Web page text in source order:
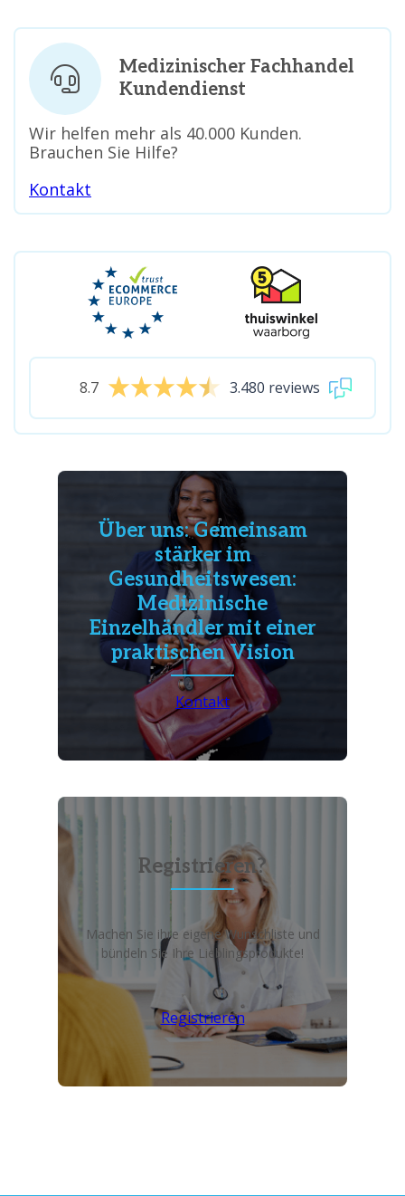
Medizinischer Fachhandel
Kundendienst
Wir helfen mehr als 40.000 Kunden.
Brauchen Sie Hilfe?
Kontakt
8.7 3.480 reviews
Über uns: Gemeinsam
stärker im
Gesundheitswesen:
Medizinische
Einzelhändler mit einer
praktischen Vision
Kontakt
Registrieren?
Machen Sie ihre eigene Wunschliste und
bündeln Sie Ihre Lieblingsprodukte!
Registrieren